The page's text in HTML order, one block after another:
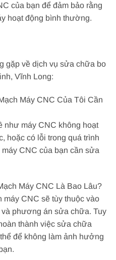
của bạn để đảm bảo rằng
hoạt động bình thường.
gặp về dịch vụ sửa chữa bo
Vĩnh Long:
Máy CNC Của Tôi Cần
như máy CNC không hoạt
hoặc có lỗi trong quá trình
CNC của bạn cần sửa
Máy CNC Là Bao Lâu?
CNC sẽ tùy thuộc vào
phương án sửa chữa. Tuy
thành việc sửa chữa
để không làm ảnh hưởng